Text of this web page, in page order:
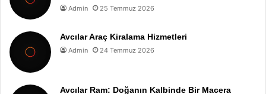
Admin 25 Temmuz 2026
Avcılar Araç Kiralama Hizmetleri
Admin 24 Temmuz 2026
Avcılar Ram: Doğanın Kalbinde Bir Macera